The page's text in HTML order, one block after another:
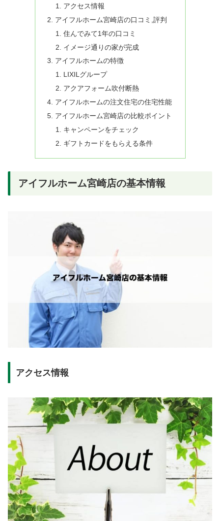
アクセス情報
アイフルホーム宮崎店の口コミ,評判
住んでみて1年の口コミ
イメージ通りの家が完成
アイフルホームの特徴
LIXILグループ
アクアフォーム吹付断熱
アイフルホームの注文住宅の住宅性能
アイフルホーム宮崎店の比較ポイント
キャンペーンをチェック
ギフトカードをもらえる条件
アイフルホーム宮崎店の基本情報
アクセス情報